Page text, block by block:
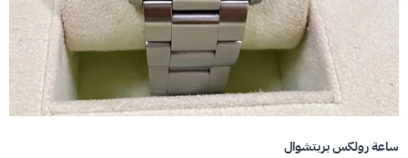
ساعة رولكس بربتشوال